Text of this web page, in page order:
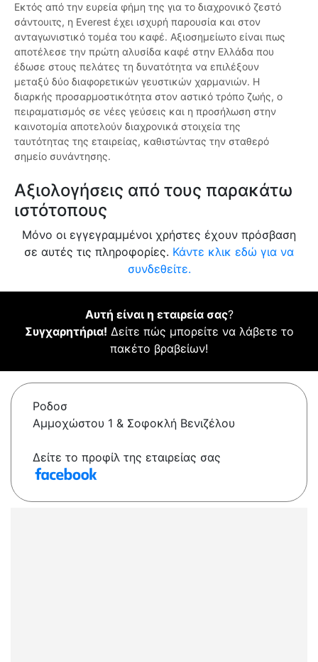
Εκτός από την ευρεία φήμη της για το διαχρονικό ζεστό
σάντουιτς, η Everest έχει ισχυρή παρουσία και στον
ανταγωνιστικό τομέα του καφέ. Αξιοσημείωτο είναι πως
αποτέλεσε την πρώτη αλυσίδα καφέ στην Ελλάδα που
έδωσε στους πελάτες τη δυνατότητα να επιλέξουν
μεταξύ δύο διαφορετικών γευστικών χαρμανιών. Η
διαρκής προσαρμοστικότητα στον αστικό τρόπο ζωής, ο
πειραματισμός σε νέες γεύσεις και η προσήλωση στην
καινοτομία αποτελούν διαχρονικά στοιχεία της
ταυτότητας της εταιρείας, καθιστώντας την σταθερό
σημείο συνάντησης.
Αξιολογήσεις από τους παρακάτω
ιστότοπους
Μόνο οι εγγεγραμμένοι χρήστες έχουν πρόσβαση
σε αυτές τις πληροφορίες. Κάντε κλικ εδώ για να
συνδεθείτε.
Αυτή είναι η εταιρεία σας?
Συγχαρητήρια! Δείτε πώς μπορείτε να λάβετε το
πακέτο βραβείων!
Ροδοσ
Αμμοχώστου 1 & Σοφοκλή Βενιζέλου
Δείτε το προφίλ της εταιρείας σας